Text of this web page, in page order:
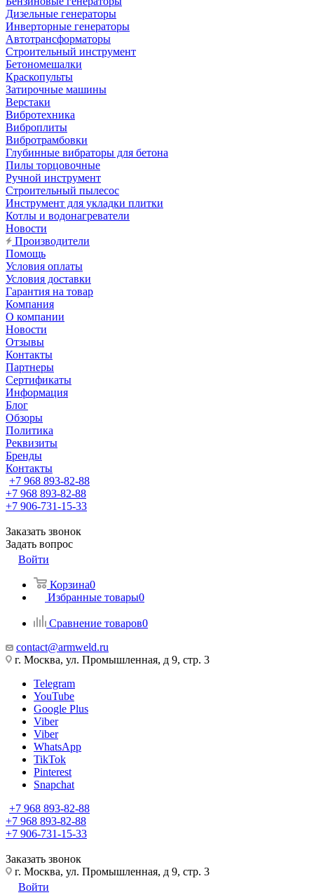
Дизельные генераторы
Инверторные генераторы
Автотрансформаторы
Строительный инструмент
Бетономешалки
Краскопульты
Затирочные машины
Верстаки
Вибротехника
Виброплиты
Вибротрамбовки
Глубинные вибраторы для бетона
Пилы торцовочные
Ручной инструмент
Строительный пылесос
Инструмент для укладки плитки
Котлы и водонагреватели
Новости
Производители
Помощь
Условия оплаты
Условия доставки
Гарантия на товар
Компания
О компании
Новости
Отзывы
Контакты
Партнеры
Сертификаты
Информация
Блог
Обзоры
Политика
Реквизиты
Бренды
Контакты
+7 968 893-82-88
+7 968 893-82-88
+7 906-731-15-33
Заказать звонок
Задать вопрос
Войти
Корзина0
Избранные товары0
Сравнение товаров0
contact@armweld.ru
г. Москва, ул. Промышленная, д 9, стр. 3
Telegram
YouTube
Google Plus
Viber
Viber
WhatsApp
TikTok
Pinterest
Snapchat
+7 968 893-82-88
+7 968 893-82-88
+7 906-731-15-33
Заказать звонок
г. Москва, ул. Промышленная, д 9, стр. 3
Войти